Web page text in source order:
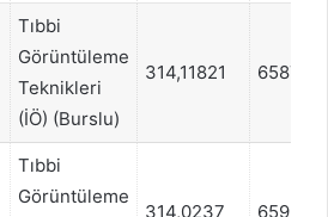
Tıbbi
Görüntüleme
Teknikleri
(İÖ) (Burslu)
314,11821 658735
Tıbbi
Görüntüleme
314,0237 659544